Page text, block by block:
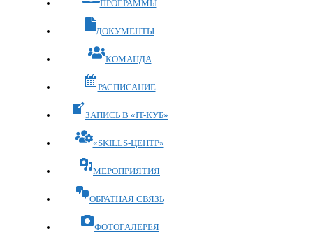
ПРОГРАММЫ
ДОКУМЕНТЫ
КОМАНДА
РАСПИСАНИЕ
ЗАПИСЬ В «IT-КУБ»
«SKILLS-ЦЕНТР»
МЕРОПРИЯТИЯ
ОБРАТНАЯ СВЯЗЬ
ФОТОГАЛЕРЕЯ